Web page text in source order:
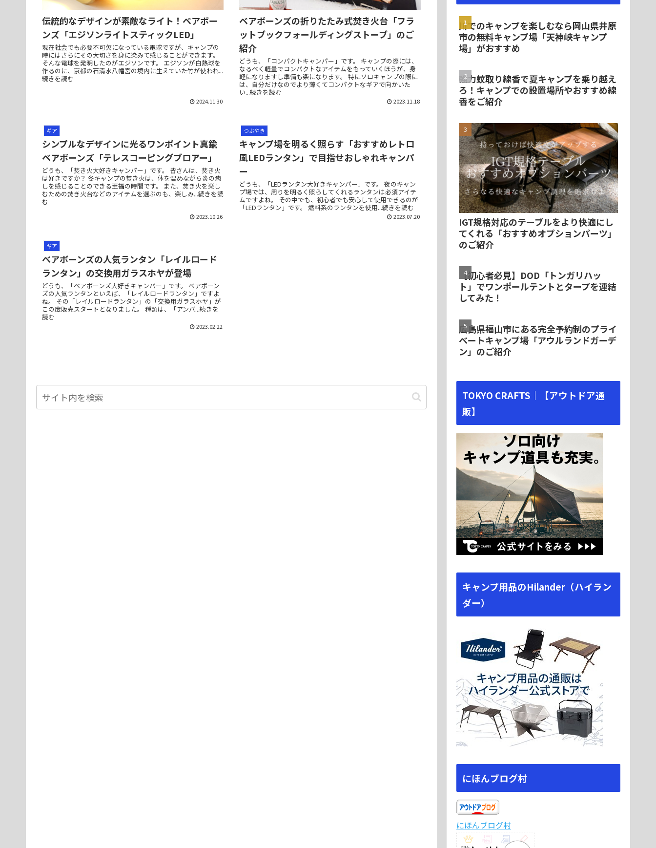
伝統的なデザインが素敵なライト！ベアボー
ンズ「エジソンライトスティックLED」
現在社会でも必要不可欠になっている電球ですが、キャンプの
時にはさらにその大切さを身に染みて感じることができます。
そんな電球を発明したのがエジソンです。 エジソンが白熱球を
作るのに、京都の石清水八幡宮の境内に生えていた竹が使われ...
続きを読む
2024.11.30
ベアボーンズの折りたたみ式焚き火台「フラ
ットブックフォールディングストーブ」のご
紹介
どうも、「コンパクトキャンパー」です。 キャンプの際には、
なるべく軽量でコンパクトなアイテムをもっていくほうが、身
軽になりますし準備も楽になります。 特にソロキャンプの際に
は、自分だけなのでより薄くてコンパクトなギアで向かいた
い...続きを読む
2023.11.18
ギア
シンプルなデザインに光るワンポイント真鍮
ベアボーンズ「テレスコーピングブロアー」
どうも、「焚き火大好きキャンパー」です。 皆さんは、焚き火
は好きですか？ 冬キャンプの焚き火は、体を温めながら炎の癒
しを感じることのできる至福の時間です。 また、焚き火を楽し
むための焚き火台などのアイテムを選ぶのも、楽しみ...続きを読
む
2023.10.26
つぶやき
キャンプ場を明るく照らす「おすすめレトロ
風LEDランタン」で目指せおしゃれキャンパ
ー
どうも、「LEDランタン大好きキャンパー」です。 夜のキャン
プ場では、周りを明るく照らしてくれるランタンは必須アイテ
ムですよね。 その中でも、初心者でも安心して使用できるのが
「LEDランタン」です。 燃料系のランタンを使用...続きを読む
2023.07.20
ギア
ベアボーンズの人気ランタン「レイルロード
ランタン」の交換用ガラスホヤが登場
どうも、「ベアボーンズ大好きキャンパー」です。 ベアボーン
ズの人気ランタンといえば、「レイルロードランタン」ですよ
ね。 その「レイルロードランタン」の「交換用ガラスホヤ」が
この度販売スタートとなりました。 種類は、「アンバ...続きを
読む
2023.02.22
川でのキャンプを楽しむなら岡山県井原
市の無料キャンプ場「天神峡キャンプ
場」がおすすめ
強力蚊取り線香で夏キャンプを乗り越え
ろ！キャンプでの設置場所やおすすめ線
香をご紹介
IGT規格対応のテーブルをより快適にし
てくれる「おすすめオプションパーツ」
のご紹介
【初心者必見】DOD「トンガリハッ
ト」でワンポールテントとタープを連結
してみた！
広島県福山市にある完全予約制のプライ
ベートキャンプ場「アウルランドガーデ
ン」のご紹介
TOKYO CRAFTS｜【アウトドア通
販】
キャンプ用品のHilander（ハイラン
ダー）
にほんブログ村
にほんブログ村